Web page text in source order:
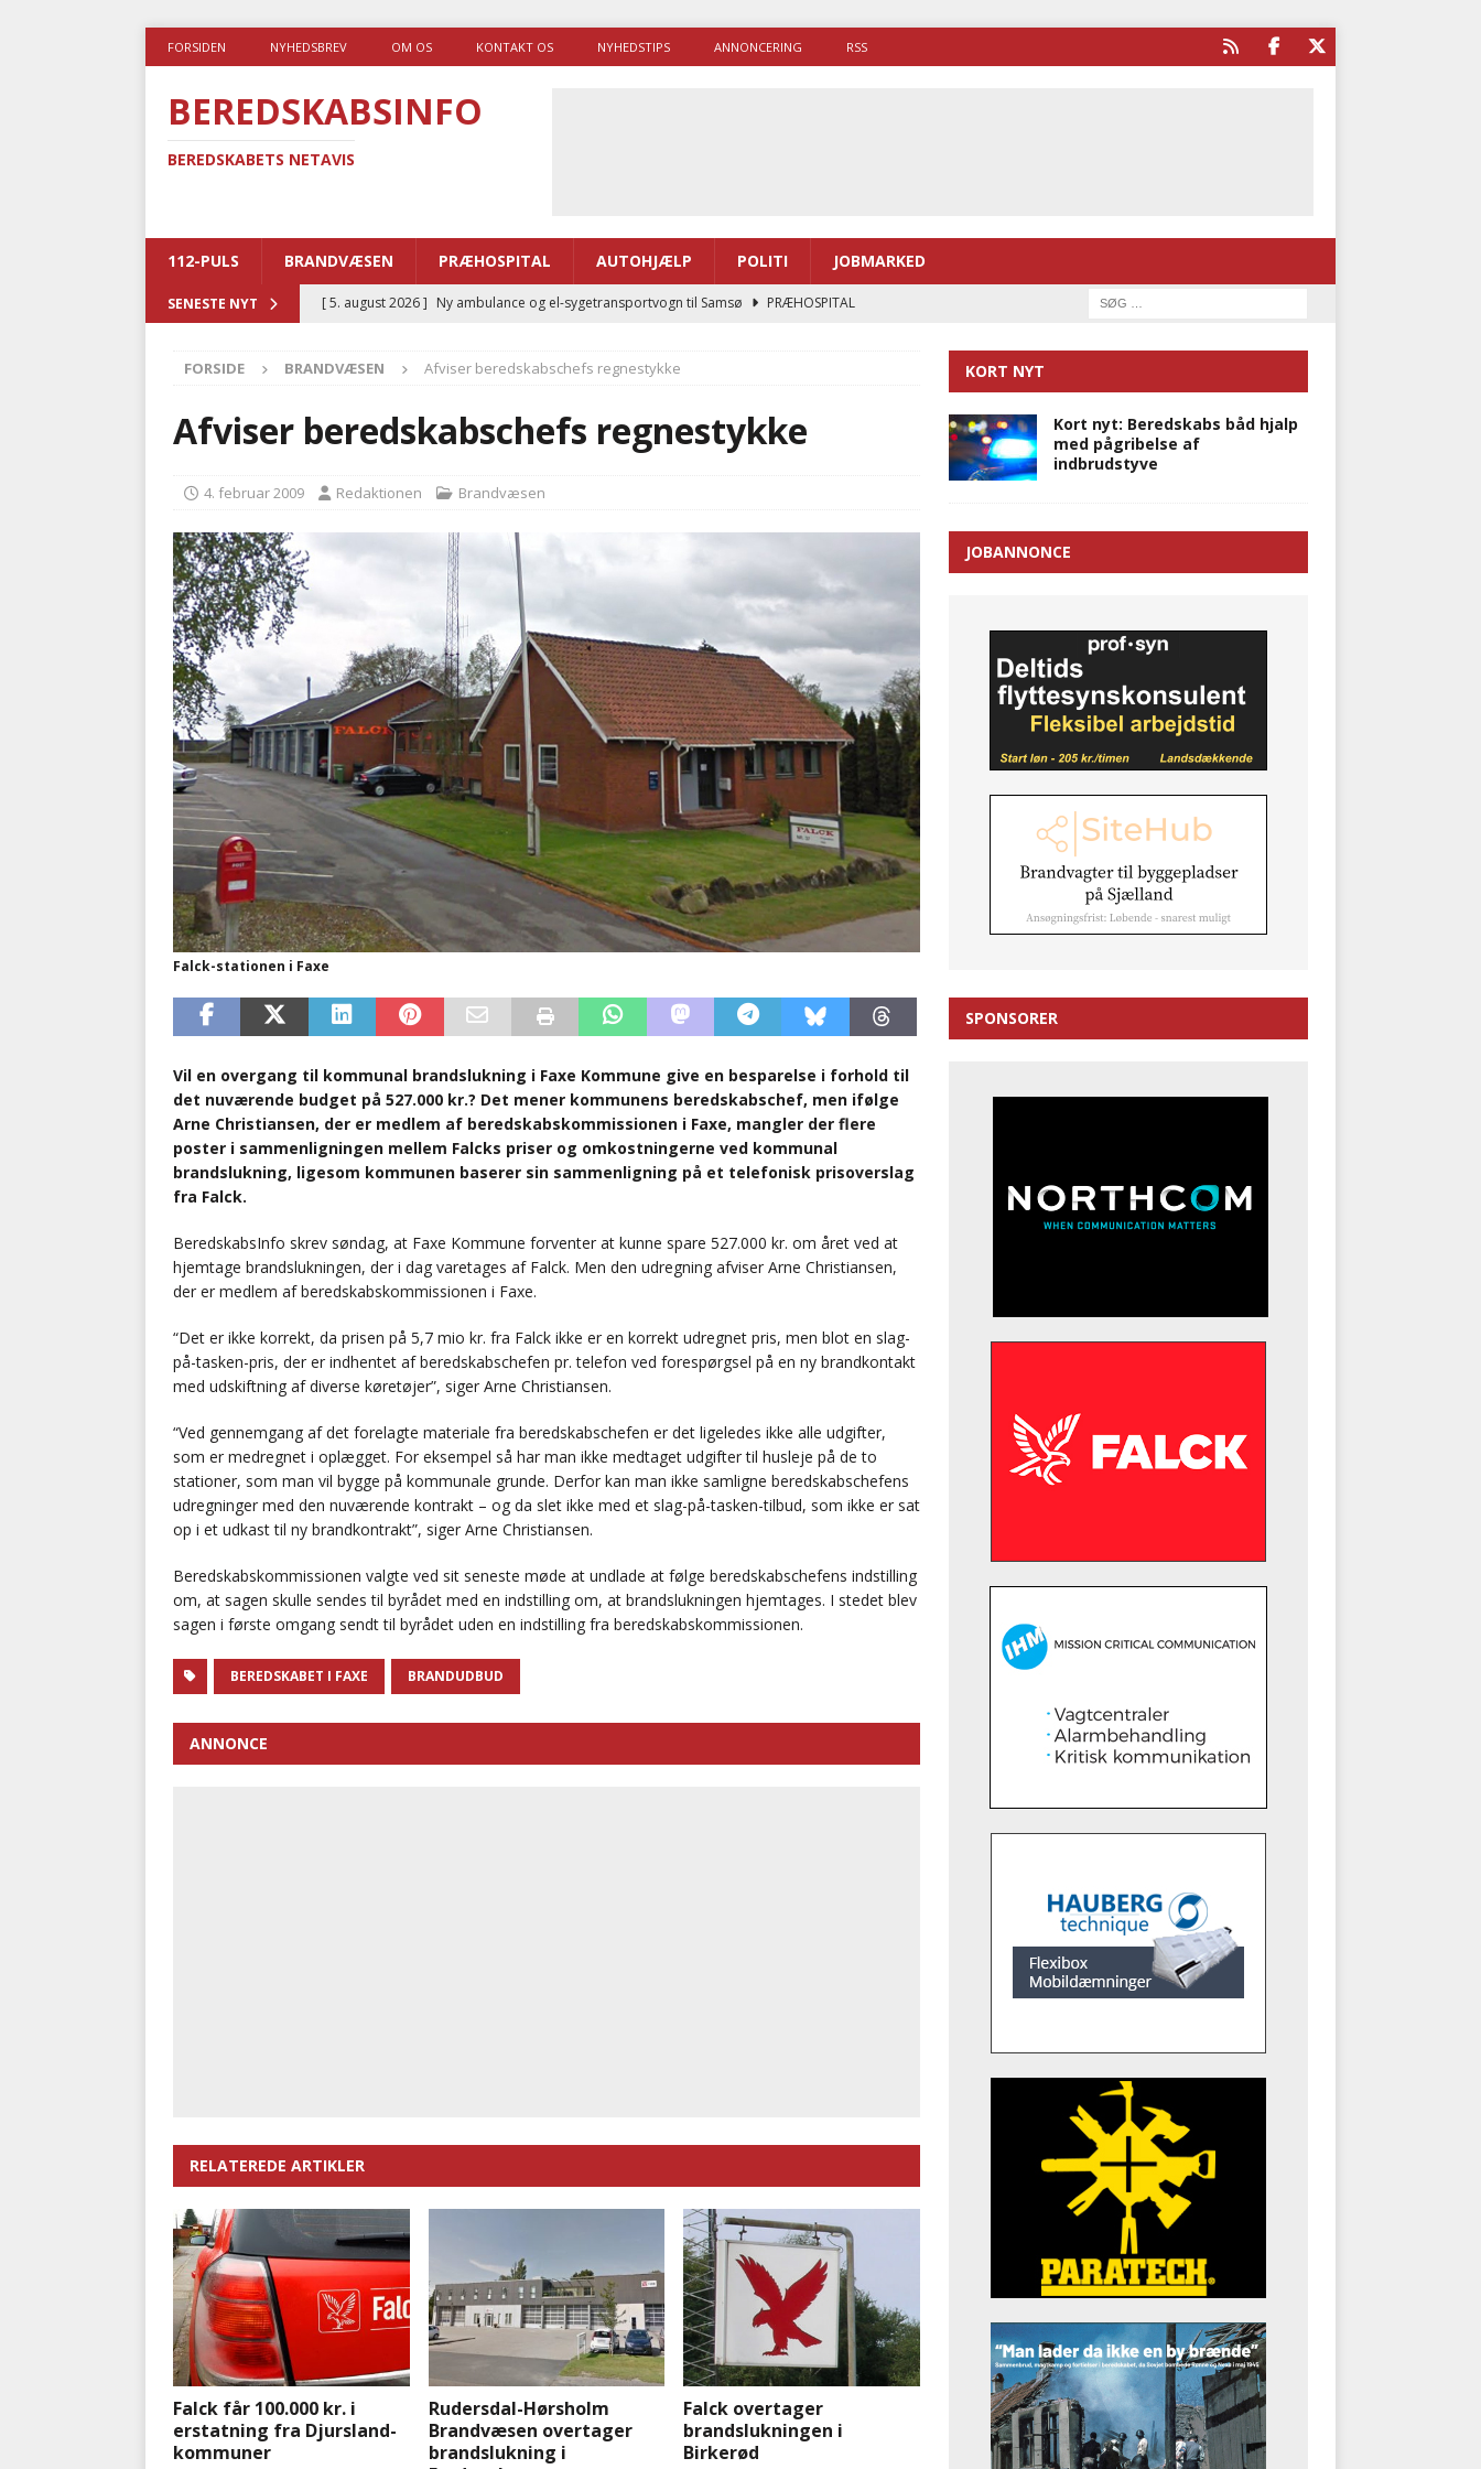
FORSIDEN NYHEDSBREV OM OS KONTAKT OS NYHEDSTIPS ANNONCERING RSS
BEREDSKABSINFO
BEREDSKABETS NETAVIS
112-PULS BRANDVÆSEN PRÆHOSPITAL AUTOHJÆLP POLITI JOBMARKED
SENESTE NYT [ 5. august 2026 ] Ny ambulance og el-sygetransportvogn til Samsø
PRÆHOSPITAL
BRANDVÆSEN
[ 4. august 2026 ]
Ny treårig politiuddannelse skal ruste betjentene til mere kompleks
[ 3. august 2026 ]
Kommunerne driver flere brandstationer, mens Falcks andel fortsætter
Advarer: Udløb af sygetransporttilladelser kan sende 400.000 kørsler over
PRÆHOSPITAL
FORSIDE BRANDVÆSEN Afviser beredskabschefs regnestykke
Afviser beredskabschefs regnestykke
4. februar 2009 Redaktionen Brandvæsen
Falck-stationen i Faxe
Vil en overgang til kommunal brandslukning i Faxe Kommune give en besparelse i forhold til
det nuværende budget på 527.000 kr.? Det mener kommunens beredskabschef, men ifølge
Arne Christiansen, der er medlem af beredskabskommissionen i Faxe, mangler der flere
poster i sammenligningen mellem Falcks priser og omkostningerne ved kommunal
brandslukning, ligesom kommunen baserer sin sammenligning på et telefonisk prisoverslag
fra Falck.
BeredskabsInfo skrev søndag, at Faxe Kommune forventer at kunne spare 527.000 kr. om året ved at
hjemtage brandslukningen, der i dag varetages af Falck. Men den udregning afviser Arne Christiansen,
der er medlem af beredskabskommissionen i Faxe.
“Det er ikke korrekt, da prisen på 5,7 mio kr. fra Falck ikke er en korrekt udregnet pris, men blot en slag-
på-tasken-pris, der er indhentet af beredskabschefen pr. telefon ved forespørgsel på en ny brandkontakt
med udskiftning af diverse køretøjer”, siger Arne Christiansen.
“Ved gennemgang af det forelagte materiale fra beredskabschefen er det ligeledes ikke alle udgifter,
som er medregnet i oplægget. For eksempel så har man ikke medtaget udgifter til husleje på de to
stationer, som man vil bygge på kommunale grunde. Derfor kan man ikke samligne beredskabschefens
udregninger med den nuværende kontrakt – og da slet ikke med et slag-på-tasken-tilbud, som ikke er sat
op i et udkast til ny brandkontrakt”, siger Arne Christiansen.
Beredskabskommissionen valgte ved sit seneste møde at undlade at følge beredskabschefens indstilling
om, at sagen skulle sendes til byrådet med en indstilling om, at brandslukningen hjemtages. I stedet blev
sagen i første omgang sendt til byrådet uden en indstilling fra beredskabskommissionen.
BEREDSKABET I FAXE BRANDUDBUD
ANNONCE
RELATEREDE ARTIKLER
Falck får 100.000 kr. i
erstatning fra Djursland-
kommuner
Rudersdal-Hørsholm
Brandvæsen overtager
brandslukning i
Falck overtager
brandslukningen i
Birkerød
KORT NYT
Kort nyt: Beredskabs båd hjalp
med pågribelse af
indbrudstyve
JOBANNONCE
SPONSORER